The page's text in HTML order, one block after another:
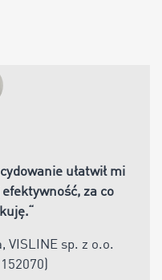
ułatwił mi
efektywność, za co
.“
VISLINE sp. z o.o.